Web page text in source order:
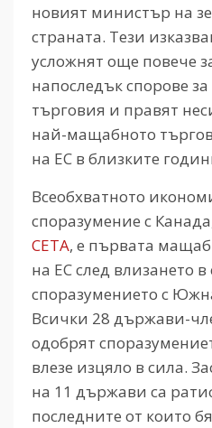
новият министър на
страната. Тези
усложнят още повече
напоследък спорове
търговия и правят
най-мащабното
на ЕС в близките
Всеобхватното
споразумение с
CETA, е първата
на ЕС след влизането в
споразумението с
Всички 28 държави-
одобрят
влезе изцяло в сила.
на 11 държави са
последните от които